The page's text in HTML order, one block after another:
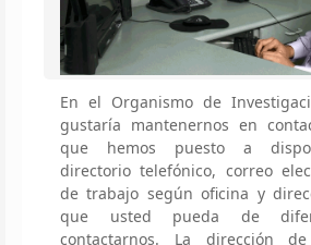
En el Organismo de
gustaría mantenernos en
que hemos puesto a
directorio telefónico, correo
de trabajo según oficina y
que usted pueda de
contactarnos. La dirección